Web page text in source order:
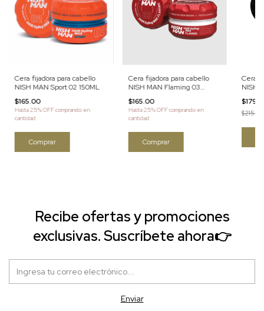
Cera fijadora para cabello
NISH MAN Sport 02 150ML
$165.00
Hasta 25% OFFcomprando en
cantidad
Cera fijadora para cabello
NISH MAN Flaming 03
$165.00
Hasta 25% OFFcomprando en
cantidad
Cera
NISH
$215.00
Recibe ofertas y promociones
exclusivas. Suscríbete ahora👉